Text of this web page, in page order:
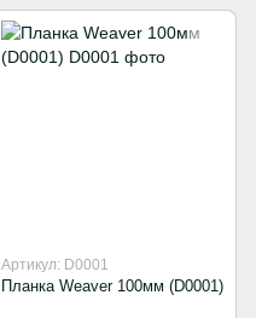
Артикул: D0001
Планка Weaver 100мм (D0001)